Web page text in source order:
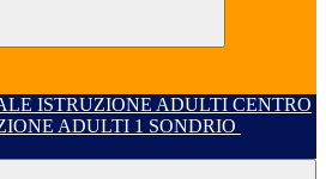
CENTRO
ADULTI 1 SONDRIO